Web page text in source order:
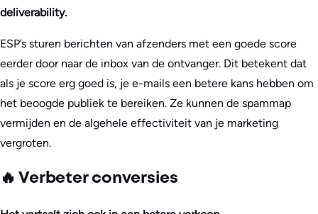
deliverability.
ESP’s sturen berichten van afzenders met een goede score
eerder door naar de inbox van de ontvanger. Dit betekent dat
als je score erg goed is, je e-mails een betere kans hebben om
het beoogde publiek te bereiken. Ze kunnen de spammap
vermijden en de algehele effectiviteit van je marketing
vergroten.
🔥 Verbeter conversies